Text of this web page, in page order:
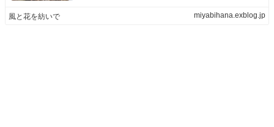
風と花を紡いで miyabihana.exblog.jp